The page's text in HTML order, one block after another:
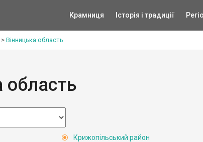
Крамниця Історія і традиції
> Вінницька область
область
Крижопільський район